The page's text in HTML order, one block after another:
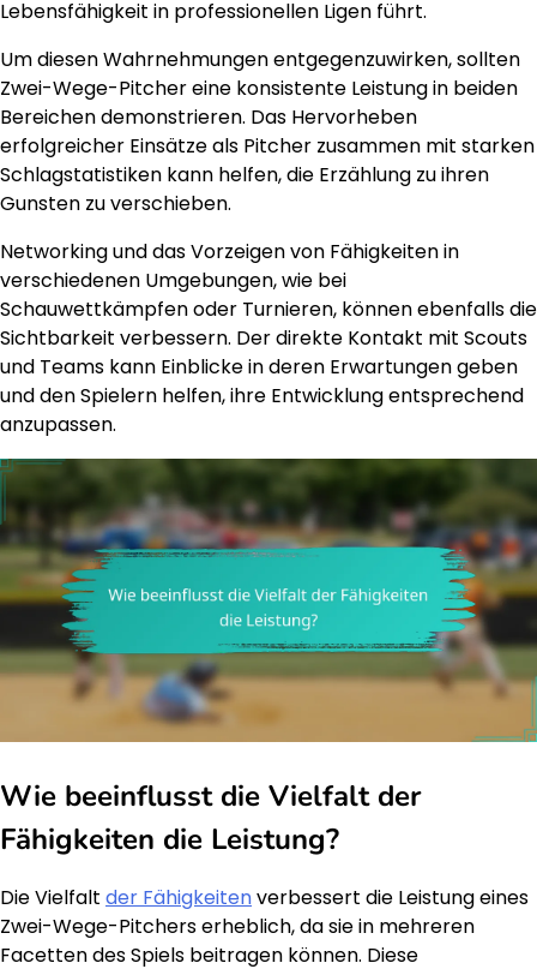
Lebensfähigkeit in professionellen Ligen führt.
Um diesen Wahrnehmungen entgegenzuwirken, sollten
Zwei-Wege-Pitcher eine konsistente Leistung in beiden
Bereichen demonstrieren. Das Hervorheben
erfolgreicher Einsätze als Pitcher zusammen mit starken
Schlagstatistiken kann helfen, die Erzählung zu ihren
Gunsten zu verschieben.
Networking und das Vorzeigen von Fähigkeiten in
verschiedenen Umgebungen, wie bei
Schauwettkämpfen oder Turnieren, können ebenfalls die
Sichtbarkeit verbessern. Der direkte Kontakt mit Scouts
und Teams kann Einblicke in deren Erwartungen geben
und den Spielern helfen, ihre Entwicklung entsprechend
anzupassen.
Wie beeinflusst die Vielfalt der
Fähigkeiten die Leistung?
Die Vielfalt der Fähigkeitenverbessert die Leistung eines
Zwei-Wege-Pitchers erheblich, da sie in mehreren
Facetten des Spiels beitragen können. Diese